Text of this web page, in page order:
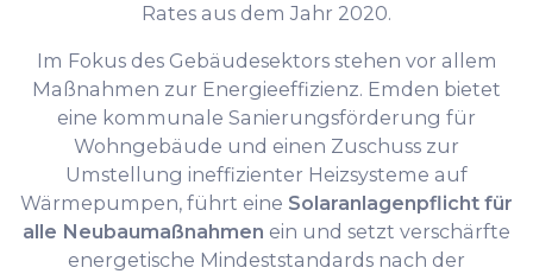
Rates aus dem Jahr 2020.
Im Fokus des Gebäudesektors stehen vor allem
Maßnahmen zur Energieeffizienz. Emden bietet
eine kommunale Sanierungsförderung für
Wohngebäude und einen Zuschuss zur
Umstellung ineffizienter Heizsysteme auf
Wärmepumpen, führt eine Solaranlagenpflicht für
alle Neubaumaßnahmen ein und setzt verschärfte
energetische Mindeststandards nach der